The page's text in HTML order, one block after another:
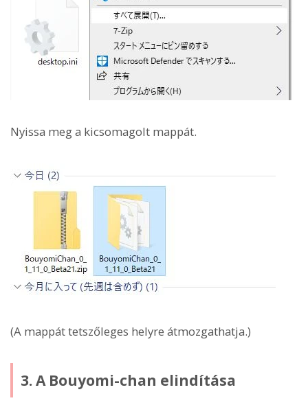
Nyissa meg a kicsomagolt mappát.
(A mappát tetszőleges helyre átmozgathatja.)
3. A Bouyomi-chan elindítása